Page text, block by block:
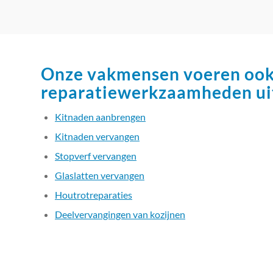
Onze vakmensen voeren
reparatiewerkzaamheden
Kitnaden aanbrengen
Kitnaden vervangen
Stopverf vervangen
Glaslatten vervangen
Houtrotreparaties
Deelvervangingen van kozijnen